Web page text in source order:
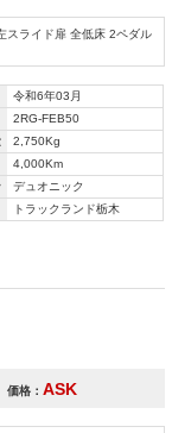
スライド扉 全低床 2ペダル
令和6年03月
2RG-FEB50
2,750Kg
4,000Km
デュオニック
トラックランド栃木
価格： ASK